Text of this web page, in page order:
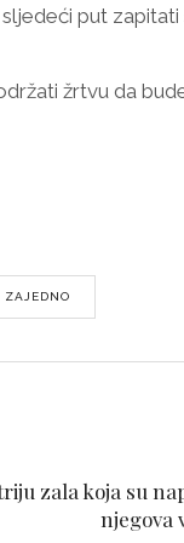
put zapitati
žrtvu da
ZAJEDNO
zala koja su
njegova